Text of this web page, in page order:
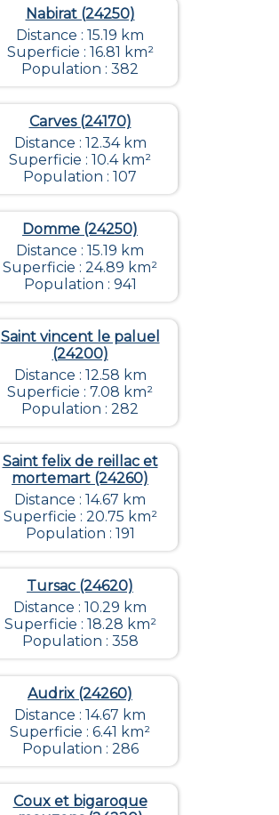
Nabirat (24250)
Distance : 15.19 km
Superficie : 16.81 km²
Population : 382
Carves (24170)
Distance : 12.34 km
Superficie : 10.4 km²
Population : 107
Domme (24250)
Distance : 15.19 km
Superficie : 24.89 km²
Population : 941
Saint vincent le paluel
(24200)
Distance : 12.58 km
Superficie : 7.08 km²
Population : 282
Saint felix de reillac et
mortemart (24260)
Distance : 14.67 km
Superficie : 20.75 km²
Population : 191
Tursac (24620)
Distance : 10.29 km
Superficie : 18.28 km²
Population : 358
Audrix (24260)
Distance : 14.67 km
Superficie : 6.41 km²
Population : 286
Coux et bigaroque